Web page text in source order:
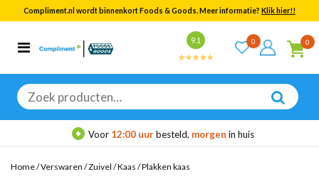
Compliment.nl wordt binnenkort Foods & Goods. Meer informatie? Klik hier!!
9.1 0 0
Zoeken
naar:
Categorieën
Bekijk alle resultaten
Voor 12:00 uurbesteld, morgen in huis
Home/Verswaren /Zuivel /Kaas /Plakken kaas